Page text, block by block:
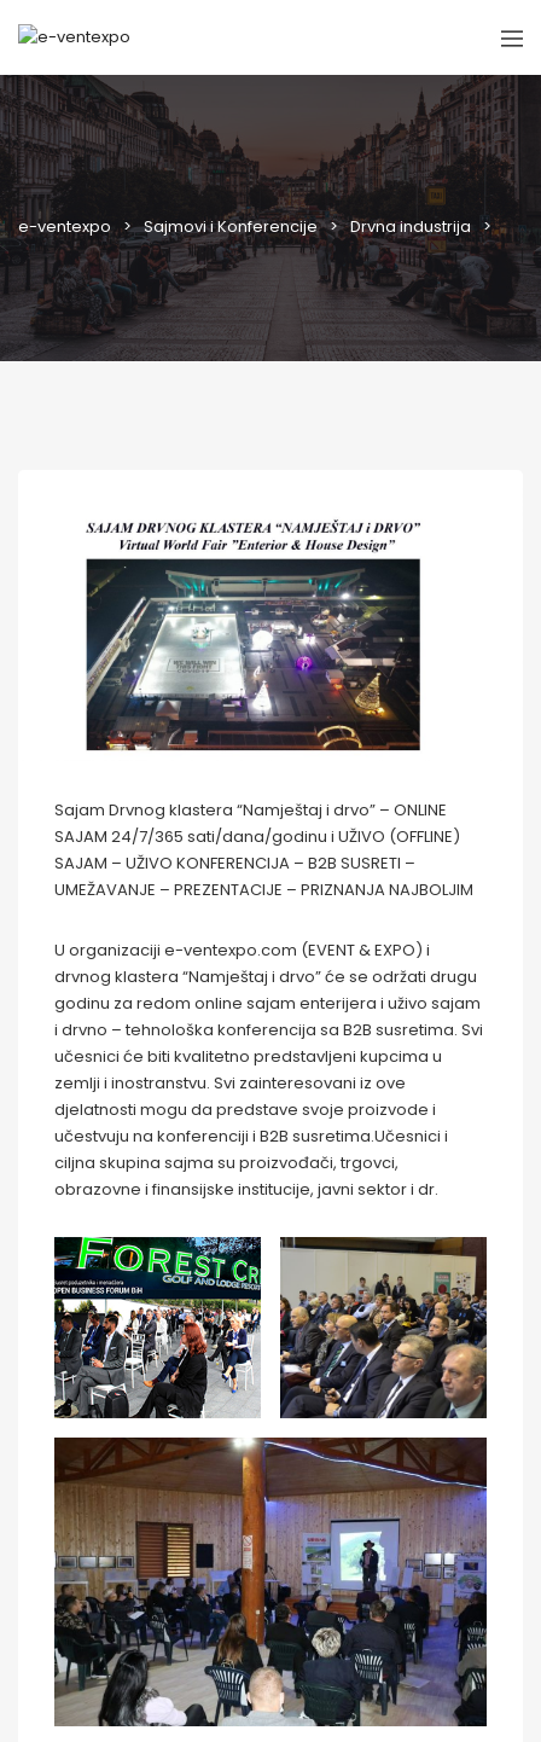
e-ventexpo Sajmovi i Konferencije Drvna industrija
Sajam Drvnog klastera “Namještaj i drvo” – ONLINE
SAJAM 24/7/365 sati/dana/godinu i UŽIVO (OFFLINE)
SAJAM – UŽIVO KONFERENCIJA – B2B SUSRETI –
UMEŽAVANJE – PREZENTACIJE – PRIZNANJA NAJBOLJIM
U organizaciji e-ventexpo.com (EVENT & EXPO) i
drvnog klastera “Namještaj i drvo” će se održati drugu
godinu za redom online sajam enterijera i uživo sajam
i drvno – tehnološka konferencija sa B2B susretima. Svi
učesnici će biti kvalitetno predstavljeni kupcima u
zemlji i inostranstvu. Svi zainteresovani iz ove
djelatnosti mogu da predstave svoje proizvode i
učestvuju na konferenciji i B2B susretima.Učesnici i
ciljna skupina sajma su proizvođači, trgovci,
obrazovne i finansijske institucije, javni sektor i dr.